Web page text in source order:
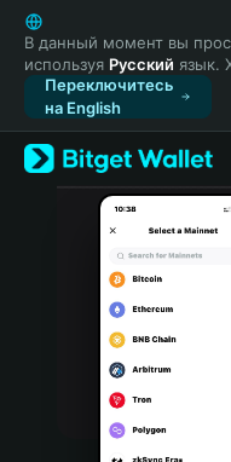
English
日本語
Tiếng Việt
Русский
Español (Latinoamérica)
Türkçe
Italiano
Português (Portugal)
Bahasa Indonesia
В данный момент вы
используя Русский язык.
Переключитесь
на English